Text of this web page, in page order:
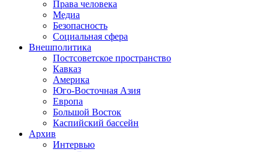
Права человека
Медиа
Безопасность
Социальная сфера
Внешполитика
Постсоветское пространство
Кавказ
Америка
Юго-Восточная Азия
Европа
Большой Восток
Каспийский бассейн
Архив
Интервью